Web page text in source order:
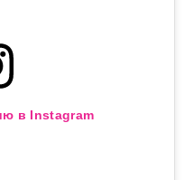
в Instagram